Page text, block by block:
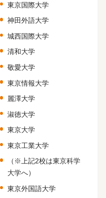
東京国際大学
神田外語大学
城西国際大学
清和大学
敬愛大学
東京情報大学
麗澤大学
淑徳大学
東京大学
東京工業大学
（※上記2校は東京科学
大学へ）
東京外国語大学